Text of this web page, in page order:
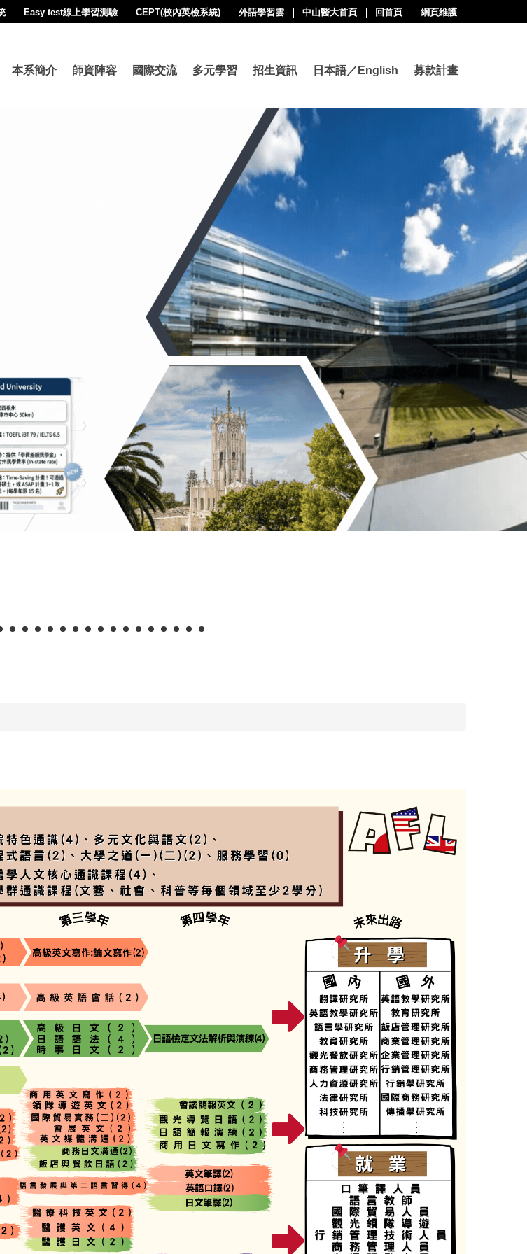
本系簡介 師資陣容 國際交流 多元學習 招生資訊 日本語／English 募款計畫
Easy test線上學習測驗 CEPT(校內英檢系統) 外語學習雲 中山醫大首頁 回首頁 網頁維護